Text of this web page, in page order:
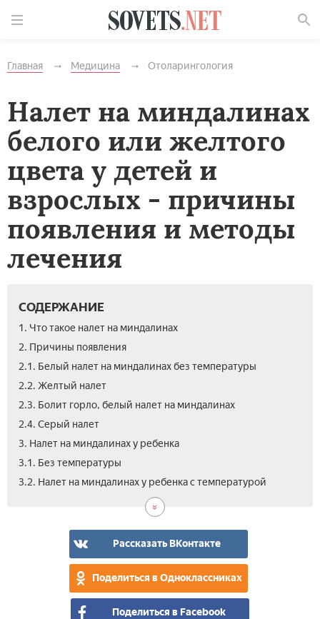
Главная Медицина Отоларингология
Налет на миндалинах
белого или желтого
цвета у детей и
взрослых - причины
появления и методы
лечения
СОДЕРЖАНИЕ
1. Что такое налет на миндалинах
2. Причины появления
2.1. Белый налет на миндалинах без температуры
2.2. Желтый налет
2.3. Болит горло, белый налет на миндалинах
2.4. Серый налет
3. Налет на миндалинах у ребенка
3.1. Без температуры
3.2. Налет на миндалинах у ребенка с температурой
Рассказать ВКонтакте
Поделиться в Одноклассниках
Поделиться в Facebook